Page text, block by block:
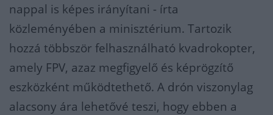
nappal is képes irányítani - írta
közleményében a minisztérium. Tartozik
hozzá többször felhasználható kvadrokopter,
amely FPV, azaz megfigyelő és képrögzítő
eszközként működtethető. A drón viszonylag
alacsony ára lehetővé teszi, hogy ebben a